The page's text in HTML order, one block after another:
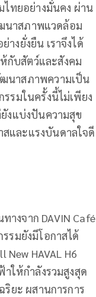
ไทยอย่างมั่นคง ผ่าน
ฒนาสภาพแวดล้อม
งยั่งยืน เราจึงได้
กับสัตว์และสังคม
นาสภาพความเป็น
รมในครั้งนี้ไม่เพียง
งแบ่งปันความสุข
และแรงบันดาลใจดี
งจาก DAVIN Café
รมยังมีโอกาสได้
HAVAL H6
ให้กำลังรวมสูงสุด
ยะ ผสานการการ